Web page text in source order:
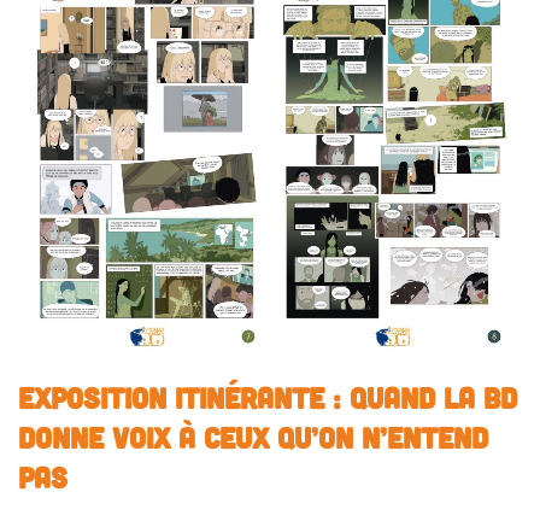
Exposition Itinérante : Quand la BD
Donne Voix à Ceux Qu’on N’entend
Pas